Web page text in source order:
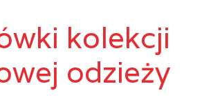
kolekcji
odzieży